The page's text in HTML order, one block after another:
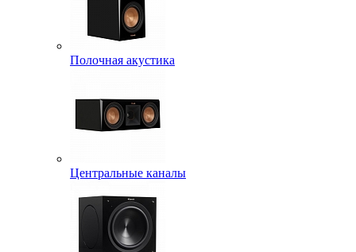
Полочная акустика
Центральные каналы